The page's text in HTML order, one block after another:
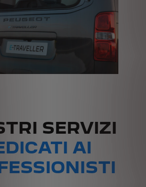
SERVIZI
AI